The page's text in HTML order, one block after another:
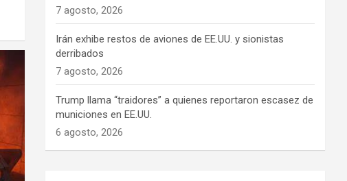
7 agosto, 2026
Irán exhibe restos de aviones de EE.UU. y sionistas
derribados
7 agosto, 2026
Trump llama “traidores” a quienes reportaron escasez de
municiones en EE.UU.
6 agosto, 2026